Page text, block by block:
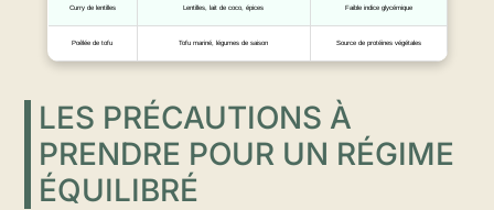
Curry de lentilles Lentilles, lait de coco, épices Faible indice glycémique
Poêlée de tofu Tofu mariné, légumes de saison Source de protéines végétales
LES PRÉCAUTIONS À
PRENDRE POUR UN RÉGIME
ÉQUILIBRÉ